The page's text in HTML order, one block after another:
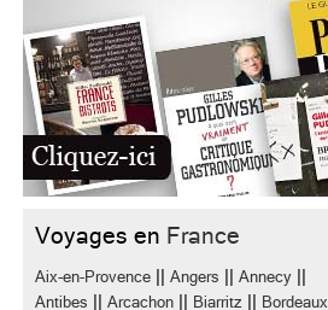
Voyages en France
Aix-en-Provence Angers Annecy
Antibes Arcachon Biarritz Bordeaux